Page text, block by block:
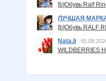
[b]Обувь Ralf
ЛУЧШАЯ
[b]Обувь RALF
Nata.li